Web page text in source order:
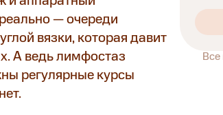
— очереди
вязки, которая давит
А ведь лимфостаз
регулярные курсы